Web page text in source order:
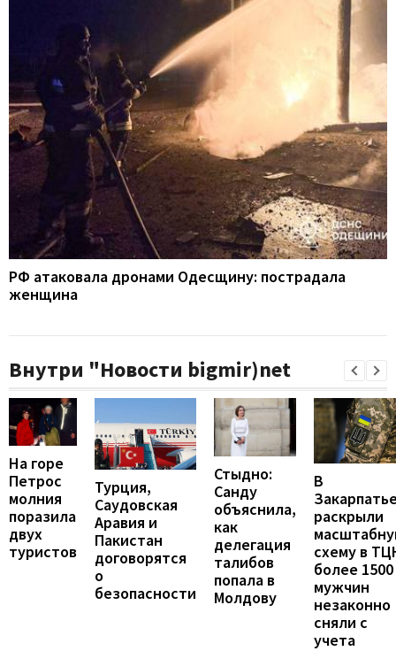
РФ атаковала дронами Одесщину: пострадала
женщина
Внутри "Новости bigmir)net
На горе
Петрос
молния
поразила
двух
туристов
Турция,
Саудовская
Аравия и
Пакистан
договорятся
о
безопасности
Стыдно:
Санду
объяснила,
как
делегация
талибов
попала в
Молдову
В
раскрыли
схему в
более 1500
мужчин
незаконно
сняли с
учета